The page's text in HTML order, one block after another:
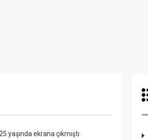
ekrana çıkmıştı.